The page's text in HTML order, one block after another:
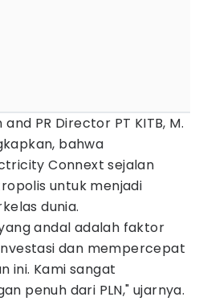
PR Director PT KITB, M.
bahwa
Connext sejalan
untuk menjadi
dunia.
andal adalah faktor
dan mempercepat
ini. Kami sangat
penuh dari PLN," ujarnya.